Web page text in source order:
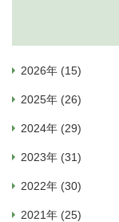
2026年 (15)
2025年 (26)
2024年 (29)
2023年 (31)
2022年 (30)
2021年 (25)